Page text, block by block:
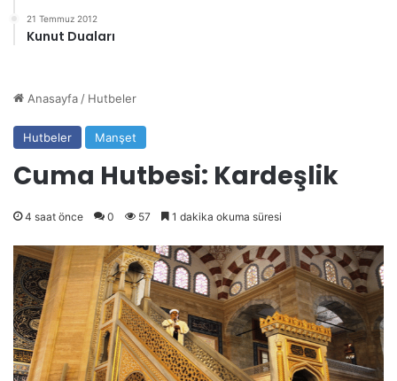
21 Temmuz 2012
Kunut Duaları